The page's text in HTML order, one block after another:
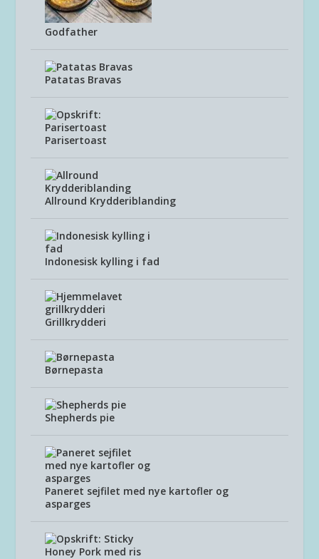
Godfather
Patatas Bravas
Parisertoast
Allround Krydderiblanding
Indonesisk kylling i fad
Grillkrydderi
Børnepasta
Shepherds pie
Paneret sejfilet med nye kartofler og
asparges